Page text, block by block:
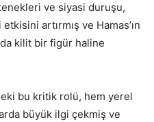
ve siyasi duruşu,
artırmış ve Hamas’ın
kilit bir figür haline
bu kritik rolü, hem yerel
büyük ilgi çekmiş ve